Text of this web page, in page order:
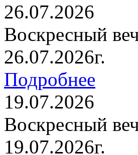
26.07.2026
Воскресный
26.07.2026г.
Подробнее
19.07.2026
Воскресный
19.07.2026г.